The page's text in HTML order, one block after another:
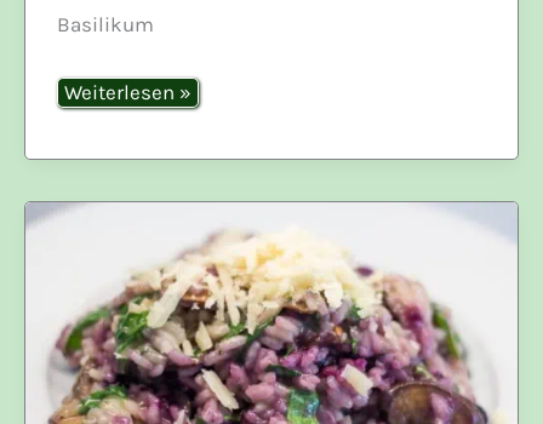
Basilikum
Bruschetta
mit
Basilikum
Weiterlesen »